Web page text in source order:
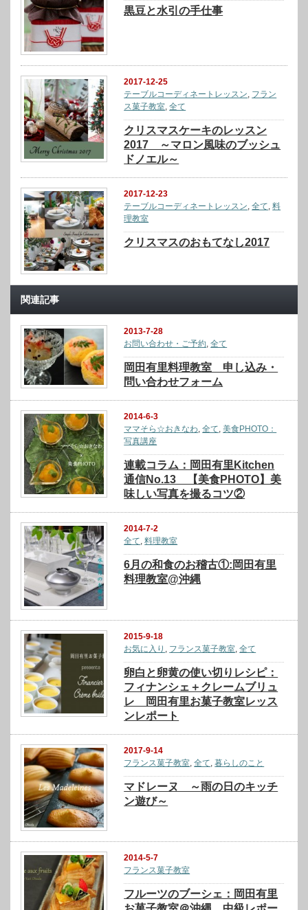
黒豆と水引の手仕事
2017-12-25
テーブルコーディネートレッスン, フラン
ス菓子教室,全て
クリスマスケーキのレッスン
2017 ～マロン風味のブッシュ
ドノエル～
2017-12-23
テーブルコーディネートレッスン,全て,料
理教室
クリスマスのおもてなし2017
関連記事
2013-7-28
お問い合わせ・ご予約,全て
岡田有里料理教室 申し込み・
問い合わせフォーム
2014-6-3
ママそら☆おきなわ,全て,美食PHOTO：
写真講座
連載コラム：岡田有里Kitchen
通信No.13 【美食PHOTO】美
味しい写真を撮るコツ②
2014-7-2
全て,料理教室
6月の和食のお稽古①:岡田有里
料理教室@沖縄
2015-9-18
お気に入り , フランス菓子教室,全て
卵白と卵黄の使い切りレシピ：
フィナンシェ＋クレームブリュ
レ 岡田有里お菓子教室レッス
ンレポート
2017-9-14
フランス菓子教室,全て,暮らしのこと
マドレーヌ ～雨の日のキッチ
ン遊び～
2014-5-7
フランス菓子教室
フルーツのブーシェ：岡田有里